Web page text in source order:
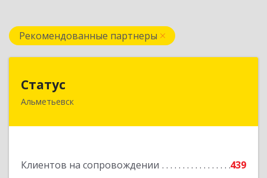
Рекомендованные партнеры
Статус
Альметьевск
Клиентов на сопровождении
439
423450, Татарстан Респ, Альметьевск г, Мира